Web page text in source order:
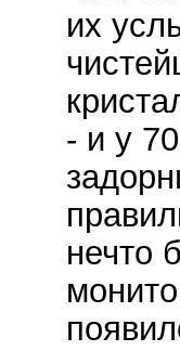
их
- и у
нечто